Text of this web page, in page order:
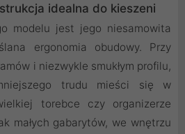
idealna do kieszeni
modelu jest jego niesamowita
ergonomia obudowy. Przy
i niezwykle smukłym profilu,
trudu mieści się w
torebce czy organizerze
małych gabarytów, we wnętrzu